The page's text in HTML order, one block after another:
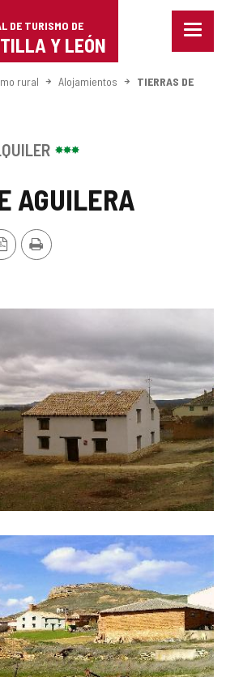
DE TURISMO DE
Y LEÓN
Menu
rural Alojamientos
TIERRAS DE
AGUILERA
Versión
PDF
Imprimir